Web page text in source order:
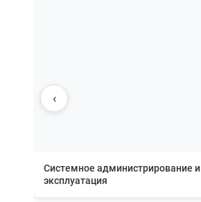
Системное администрирование и
эксплуатация
‹